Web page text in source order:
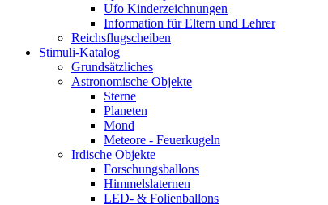
Ufo Kinderzeichnungen
Information für Eltern und Lehrer
Reichsflugscheiben
Stimuli-Katalog
Grundsätzliches
Astronomische Objekte
Sterne
Planeten
Mond
Meteore - Feuerkugeln
Irdische Objekte
Forschungsballons
Himmelslaternen
LED- & Folienballons